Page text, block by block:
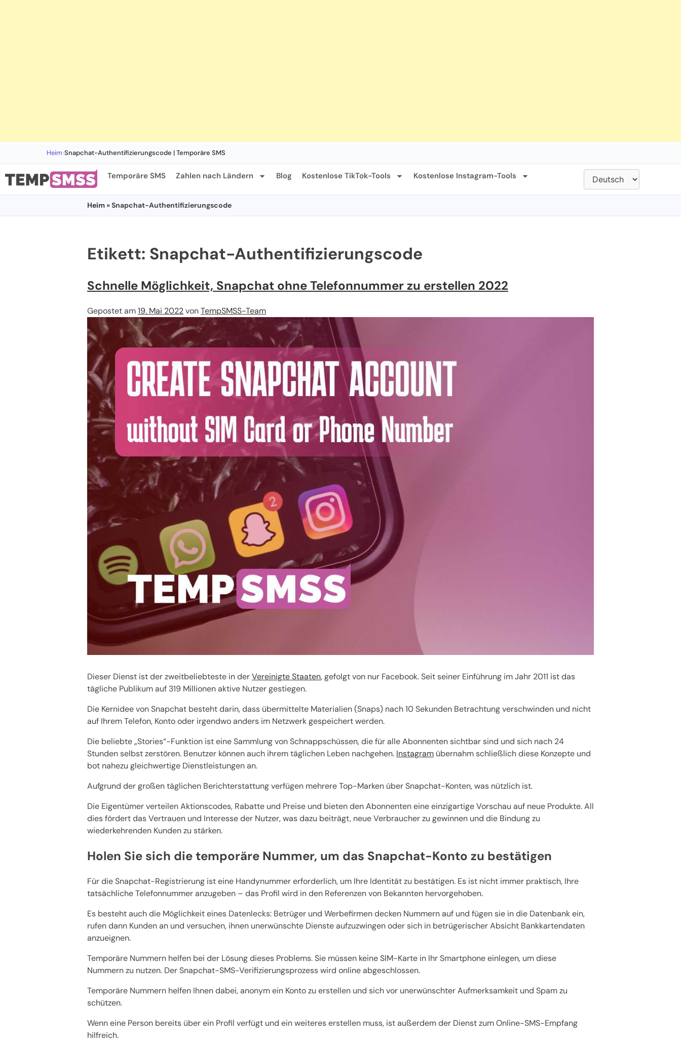
Heim›Snapchat-Authentifizierungscode | Temporäre SMS
Temporäre SMS Zahlen nach Ländern Blog Kostenlose TikTok-Tools Kostenlose Instagram-Tools
Heim » Snapchat-Authentifizierungscode
Etikett: Snapchat-Authentifizierungscode
Schnelle Möglichkeit, Snapchat ohne Telefonnummer zu erstellen 2022
Gepostet am19. Mai 2022vonTempSMSS-Team
Dieser Dienst ist der zweitbeliebteste in derVereinigte Staaten, gefolgt von nur Facebook. Seit seiner Einführung im Jahr 2011 ist das
tägliche Publikum auf 319 Millionen aktive Nutzer gestiegen.
Die Kernidee von Snapchat besteht darin, dass übermittelte Materialien (Snaps) nach 10 Sekunden Betrachtung verschwinden und nicht
auf Ihrem Telefon, Konto oder irgendwo anders im Netzwerk gespeichert werden.
Die beliebte „Stories“-Funktion ist eine Sammlung von Schnappschüssen, die für alle Abonnenten sichtbar sind und sich nach 24
Stunden selbst zerstören. Benutzer können auch ihrem täglichen Leben nachgehen. Instagram übernahm schließlich diese Konzepte und
bot nahezu gleichwertige Dienstleistungen an.
Aufgrund der großen täglichen Berichterstattung verfügen mehrere Top-Marken über Snapchat-Konten, was nützlich ist.
Die Eigentümer verteilen Aktionscodes, Rabatte und Preise und bieten den Abonnenten eine einzigartige Vorschau auf neue Produkte. All
dies fördert das Vertrauen und Interesse der Nutzer, was dazu beiträgt, neue Verbraucher zu gewinnen und die Bindung zu
wiederkehrenden Kunden zu stärken.
Holen Sie sich die temporäre Nummer, um das Snapchat-Konto zu bestätigen
Für die Snapchat-Registrierung ist eine Handynummer erforderlich, um Ihre Identität zu bestätigen. Es ist nicht immer praktisch, Ihre
tatsächliche Telefonnummer anzugeben – das Profil wird in den Referenzen von Bekannten hervorgehoben.
Es besteht auch die Möglichkeit eines Datenlecks: Betrüger und Werbefirmen decken Nummern auf und fügen sie in die Datenbank ein,
rufen dann Kunden an und versuchen, ihnen unerwünschte Dienste aufzuzwingen oder sich in betrügerischer Absicht Bankkartendaten
anzueignen.
Temporäre Nummern helfen bei der Lösung dieses Problems. Sie müssen keine SIM-Karte in Ihr Smartphone einlegen, um diese
Nummern zu nutzen. Der Snapchat-SMS-Verifizierungsprozess wird online abgeschlossen.
Temporäre Nummern helfen Ihnen dabei, anonym ein Konto zu erstellen und sich vor unerwünschter Aufmerksamkeit und Spam zu
schützen.
Wenn eine Person bereits über ein Profil verfügt und ein weiteres erstellen muss, ist außerdem der Dienst zum Online-SMS-Empfang
hilfreich.